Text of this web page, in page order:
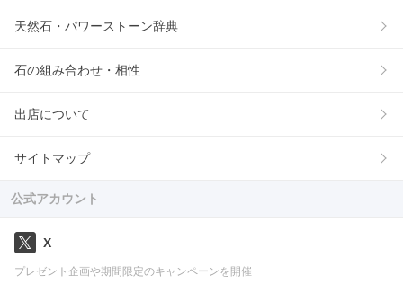
天然石・パワーストーン辞典
石の組み合わせ・相性
出店について
サイトマップ
公式アカウント
X
プレゼント企画や期間限定のキャンペーンを開催